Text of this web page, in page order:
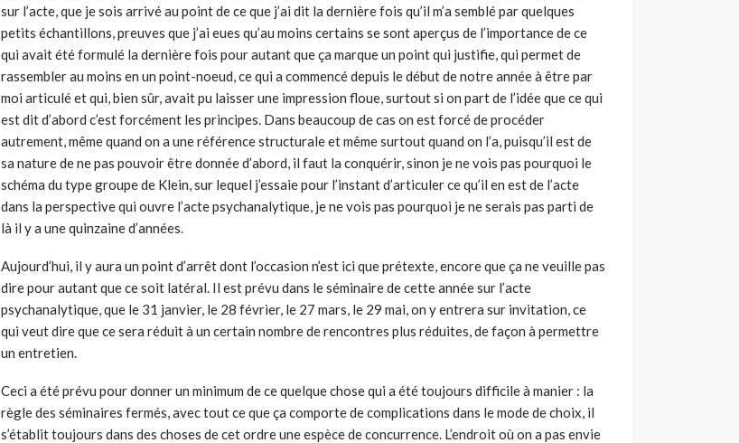
sur l’acte, que je sois arrivé au point de ce que j’ai dit la dernière fois qu’il m’a semblé par quelques
petits échantillons, preuves que j’ai eues qu’au moins certains se sont aperçus de l’importance de ce
qui avait été formulé la dernière fois pour autant que ça marque un point qui justifie, qui permet de
rassembler au moins en un point-noeud, ce qui a commencé depuis le début de notre année à être par
moi articulé et qui, bien sûr, avait pu laisser une impression floue, surtout si on part de l’idée que ce qui
est dit d’abord c’est forcément les principes. Dans beau­coup de cas on est forcé de procéder
autrement, même quand on a une référence structurale et même surtout quand on l’a, puisqu’il est de
sa nature de ne pas pouvoir être donnée d’abord, il faut la conquérir, sinon je ne vois pas pourquoi le
schéma du type groupe de Klein, sur lequel j’es­saie pour l’instant d’articuler ce qu’il en est de l’acte
dans la perspective qui ouvre l’acte psychanalytique, je ne vois pas pourquoi je ne serais pas parti de
là il y a une quinzaine d’années.
Aujourd’hui, il y aura un point d’arrêt dont l’occasion n’est ici que pré­texte, encore que ça ne veuille pas
dire pour autant que ce soit latéral. Il est prévu dans le séminaire de cette année sur l’acte
psychanalytique, que le 31 janvier, le 28 février, le 27 mars, le 29 mai, on y entrera sur invitation, ce
qui veut dire que ce sera réduit à un certain nombre de rencontres plus réduites, de façon à permettre
un entretien.
Ceci a été prévu pour donner un minimum de ce quelque chose qui a été toujours difficile à manier : la
règle des séminaires fermés, avec tout ce que ça comporte de complications dans le mode de choix, il
s’établit tou­jours dans des choses de cet ordre une espèce de concurrence. L’endroit où on a pas envie